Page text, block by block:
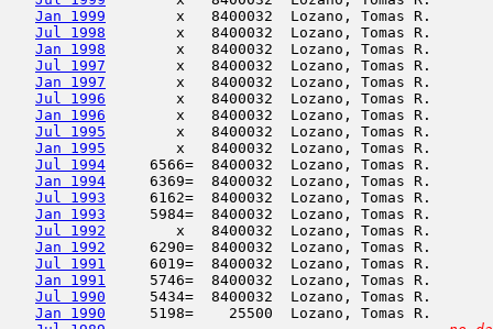
Jan 1999
x   8400032  Lozano, Tomas R.
Jul 1998
x   8400032  Lozano, Tomas R.
Jan 1998
x   8400032  Lozano, Tomas R.
Jul 1997
x   8400032  Lozano, Tomas R.
Jan 1997
x   8400032  Lozano, Tomas R.
Jul 1996
x   8400032  Lozano, Tomas R.
Jan 1996
x   8400032  Lozano, Tomas R.
Jul 1995
x   8400032  Lozano, Tomas R.
Jan 1995
x   8400032  Lozano, Tomas R.
Jul 1994
6566=  8400032  Lozano,
Jan 1994
6369=  8400032  Lozano,
Jul 1993
6162=  8400032  Lozano,
Jan 1993
5984=  8400032  Lozano,
Jul 1992
x   8400032  Lozano, Tomas R.
Jan 1992
6290=  8400032  Lozano,
Jul 1991
6019=  8400032  Lozano,
Jan 1991
5746=  8400032  Lozano,
Jul 1990
5434=  8400032  Lozano,
Jan 1990
5198=    25500  Lozano,